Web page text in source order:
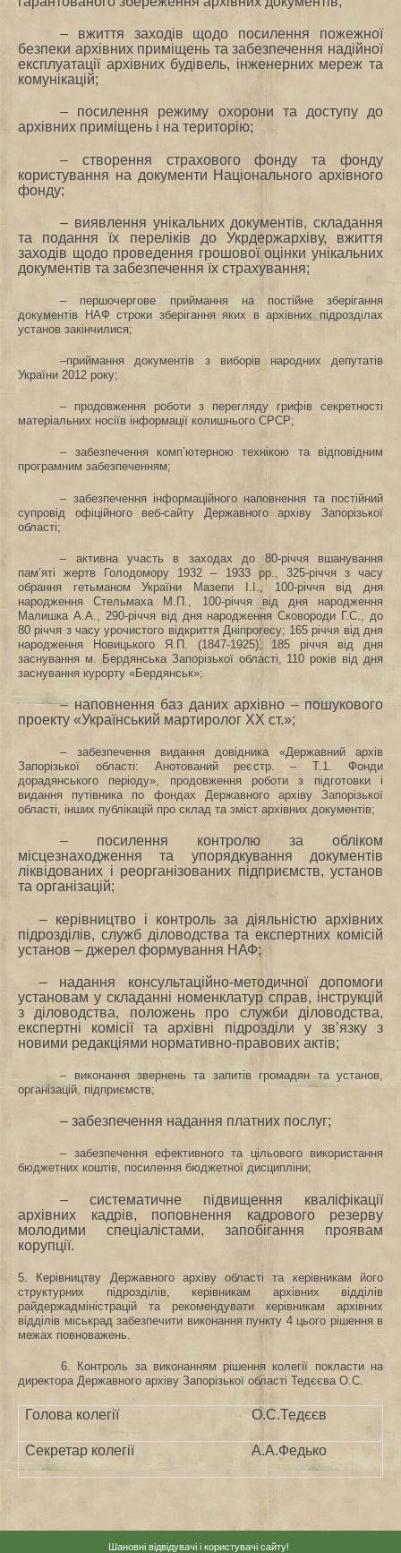
– вжиття заходів щодо посилення пожежної
безпеки архівних приміщень та забезпечення надійної
експлуатації архівних будівель, інженерних мереж та
комунікацій;
– посилення режиму охорони та доступу до
архівних приміщень і на територію;
– створення страхового фонду та фонду
користування на документи Національного архівного
фонду;
– виявлення унікальних документів, складання
та подання їх переліків до Укрдержархіву, вжиття
заходів щодо проведення грошової оцінки унікальних
документів та забезпечення їх страхування;
– першочергове приймання на постійне зберігання
документів НАФ строки зберігання яких в архівних підрозділах
установ закінчилися;
–приймання документів з виборів народних депутатів
України 2012 року;
– продовження роботи з перегляду грифів секретності
матеріальних носіїв інформації колишнього СРСР;
– забезпечення комп’ютерною технікою та відповідним
програмним забезпеченням;
– забезпечення інформаційного наповнення та постійний
супровід офіційного веб-сайту Державного архіву Запорізької
області;
– активна участь в заходах до 80-річчя вшанування
пам’яті жертв Голодомору 1932 – 1933 рр., 325-річчя з часу
обрання гетьманом України Мазепи І.І., 100-річчя від дня
народження Стельмаха М.П., 100-річчя від дня народження
Малишка А.А., 290-річчя від дня народження Сковороди Г.С., до
80 річчя з часу урочистого відкриття Дніпрогесу; 165 річчя від дня
народження Новицького Я.П. (1847-1925), 185 річчя від дня
заснування м. Бердянська Запорізької області, 110 років від дня
заснування курорту «Бердянськ»;
– наповнення баз даних архівно – пошукового
проекту «Український мартиролог ХХ ст.»;
– забезпечення видання довідника «Державний архів
Запорізької області: Анотований реєстр. – Т.1. Фонди
дорадянського періоду», продовження роботиз підготовки і
видання путівника по фондах Державного архіву Запорізької
області, інших публікацій про склад та зміст архівних документів;
– посилення контролю за обліком
місцезнаходження та упорядкування документів
ліквідованих і реорганізованих підприємств, установ
та організацій;
– керівництво і контроль за діяльністю архівних
підрозділів, служб діловодства та експертних комісій
установ – джерел формування НАФ;
– надання консультаційно-методичної допомоги
установам у складанні номенклатур справ, інструкцій
з діловодства, положень про служби діловодства,
експертні комісії та архівні підрозділи у зв’язку з
новими редакціями нормативно-правових актів;
– виконання звернень та запитів громадян та установ,
організацій, підприємств;
– забезпечення надання платних послуг;
– забезпечення ефективного та цільового використання
бюджетних коштів, посилення бюджетної дисципліни;
– систематичне підвищення кваліфікації
архівних кадрів, поповнення кадрового резерву
молодими спеціалістами, запобігання проявам
корупції.
5. Керівництву Державного архіву області та керівникам його
структурних підрозділів, керівникам архівних відділів
райдержадміністрацій та рекомендувати керівникам архівних
відділів міськрад забезпечити виконання пункту 4 цього рішення в
межах повноважень.
6. Контроль за виконанням рішення колегії покласти на
директора Державного архіву Запорізької області Тедєєва О.С.
Голова колегії О.С.Тедєєв
Секретар колегії А.А.Федько
Шановні відвідувачі і користувачі сайту!